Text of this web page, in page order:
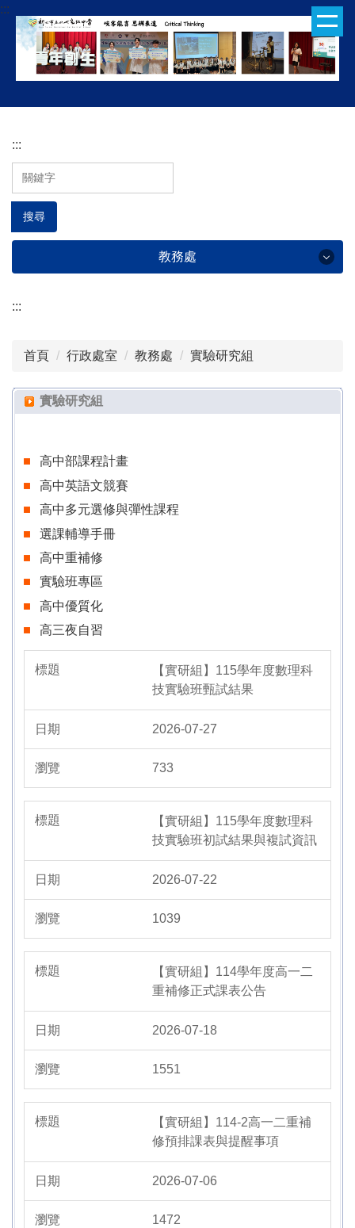
跳
到
容
:::
:::
搜尋
教務處
教務處
組織成員
教學組
設備組
實驗研究組
試務組
線上課表查詢
相關法規
:::
首頁 行政處室 教務處 實驗研究組
實驗研究組
高中部課程計畫
高中英語文競賽
高中多元選修與彈性課程
選課輔導手冊
高中重補修
實驗班專區
高中優質化
高三夜自習
【實研組】115學年度數理科
技實驗班甄試結果
2026-07-27
733
【實研組】115學年度數理科
技實驗班初試結果與複試資訊
2026-07-22
1039
【實研組】114學年度高一二
重補修正式課表公告
2026-07-18
1551
【實研組】114-2高一二重補
修預排課表與提醒事項
2026-07-06
1472